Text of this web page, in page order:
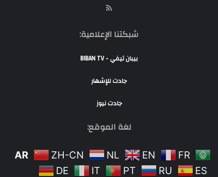
شبكتنا الإعلامية:
بيبان تيفي - BIBAN TV
جادت للإشهار
جادت نيوز
لغة الموقع:
AR ZH-CN NL EN
FR
DE
IT PT RU ES